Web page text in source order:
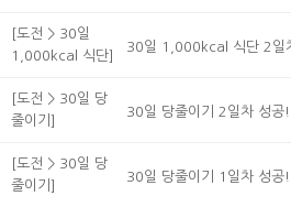
[도전 > 30일
1,000kcal 식단]
30일 1,000kcal 식단 2일
[도전 > 30일 당
줄이기]
30일 당줄이기 2일차 성공!
[도전 > 30일 당
줄이기]
30일 당줄이기 1일차 성공!